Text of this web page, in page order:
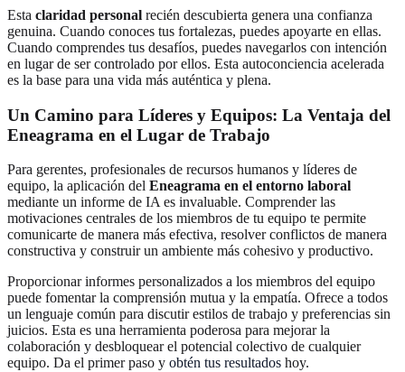
Esta claridad personal recién descubierta genera una confianza
genuina. Cuando conoces tus fortalezas, puedes apoyarte en ellas.
Cuando comprendes tus desafíos, puedes navegarlos con intención
en lugar de ser controlado por ellos. Esta autoconciencia acelerada
es la base para una vida más auténtica y plena.
Un Camino para Líderes y Equipos: La Ventaja del
Eneagrama en el Lugar de Trabajo
Para gerentes, profesionales de recursos humanos y líderes de
equipo, la aplicación del Eneagrama en el entorno laboral
mediante un informe de IA es invaluable. Comprender las
motivaciones centrales de los miembros de tu equipo te permite
comunicarte de manera más efectiva, resolver conflictos de manera
constructiva y construir un ambiente más cohesivo y productivo.
Proporcionar informes personalizados a los miembros del equipo
puede fomentar la comprensión mutua y la empatía. Ofrece a todos
un lenguaje común para discutir estilos de trabajo y preferencias sin
juicios. Esta es una herramienta poderosa para mejorar la
colaboración y desbloquear el potencial colectivo de cualquier
equipo. Da el primer paso y obtén tus resultados hoy.